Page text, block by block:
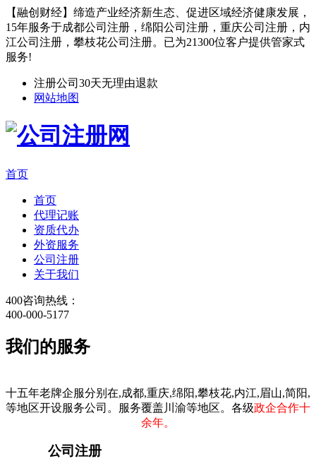
【融创财经】缔造产业经济新生态、促进区域经济健康发展，
15年服务于成都公司注册，绵阳公司注册，重庆公司注册，内
江公司注册，攀枝花公司注册。已为21300位客户提供管家式
服务!
注册公司30天无理由退款
网站地图
首页
首页
代理记账
资质代办
外资服务
公司注册
关于我们
400咨询热线：
400-000-5177
我们的服务
十五年老牌企服分别在,成都,重庆,绵阳,攀枝花,内江,眉山,简阳,
等地区开设服务公司。服务覆盖川渝等地区。各级政企合作十
余年。
公司注册